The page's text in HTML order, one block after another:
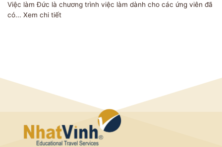
Việc làm Đức là chương trình việc làm dành cho các ứng viên đã
có... Xem chi tiết